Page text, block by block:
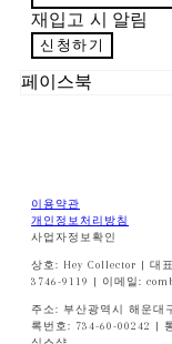
재입고 시 알림
신청하기
페이스북
이용약관
개인정보처리방침
사업자정보확인
상호: Hey Collector | 대
3746-9119 | 이메일:
주소: 부산광역시 해운대
록번호: 734-60-00242 |